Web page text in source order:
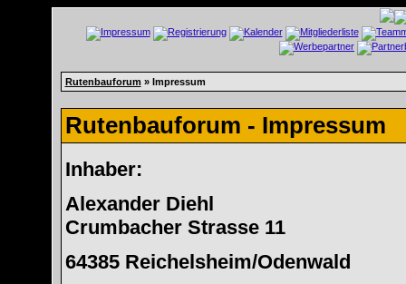
Rutenbauforum » Impressum
Rutenbauforum - Impressum
Inhaber:
Alexander Diehl
Crumbacher Strasse 11
64385 Reichelsheim/Odenwald